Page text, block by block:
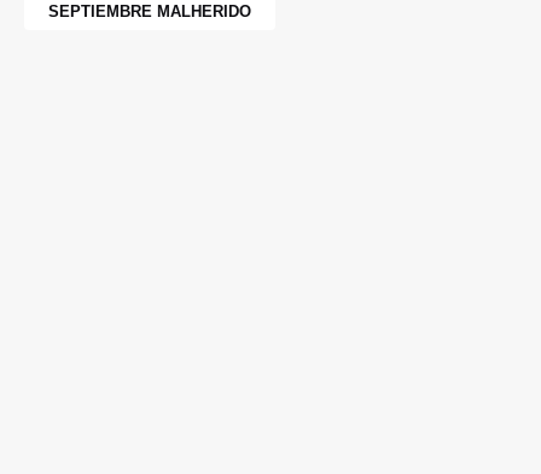
SEPTIEMBRE MALHERIDO